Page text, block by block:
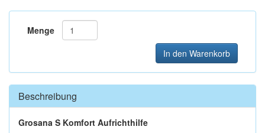
Menge
In den Warenkorb
Beschreibung
Grosana S Komfort Aufrichthilfe